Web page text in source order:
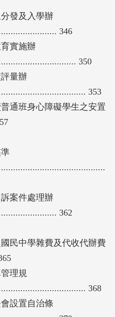
發及入學辦
346
實施辦
350
量辦
353
通班身心障礙學生之安置
案件處理辦
362
民中學雜費及代收代辦費
理規
368
設置自治條